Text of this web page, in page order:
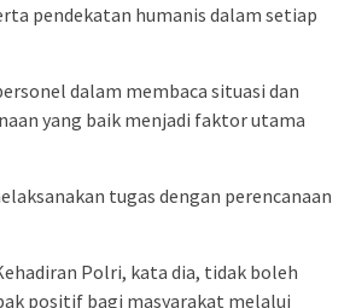
pendekatan humanis dalam setiap
dalam membaca situasi dan
yang baik menjadi faktor utama
tugas dengan perencanaan
Polri, kata dia, tidak boleh
positif bagi masyarakat melalui